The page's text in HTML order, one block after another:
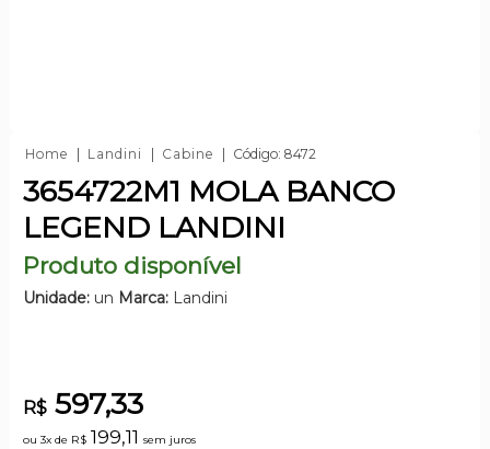
Home Landini Cabine Código: 8472
3654722M1 MOLA BANCO
LEGEND LANDINI
Produto disponível
Unidade:un Marca:Landini
R$597,33
ou 3x de R$199,11 sem juros